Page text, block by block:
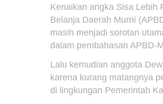
Kenaikan angka Sisa Lebih
Belanja Daerah Murni
masih menjadi sorotan
dalam pembahasan APBD-
Lalu kemudian anggota
karena kurang matangnya
di lingkungan Pemerintah